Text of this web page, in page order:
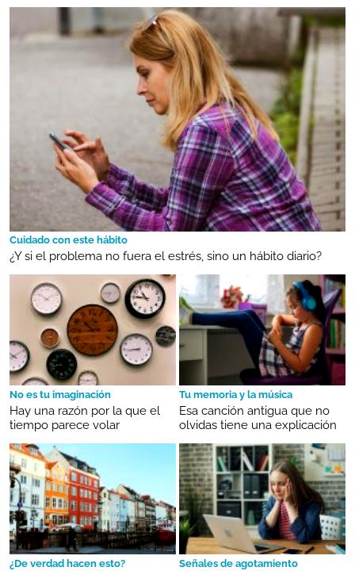
Cuidado con este hábito
¿Y si el problema no fuera el estrés, sino un hábito diario?
No es tu imaginación
Hay una razón por la que el
tiempo parece volar
Tu memoria y la música
Esa canción antigua que no
olvidas tiene una explicación
¿De verdad hacen esto? Señales de agotamiento